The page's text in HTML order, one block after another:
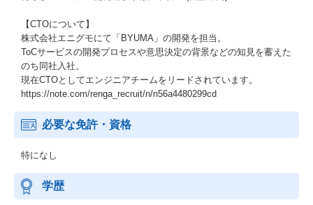
【CTOについて】
株式会社エニグモにて「BYUMA」の開発を担当。
ToCサービスの開発プロセスや意思決定の背景などの知見を蓄えた
のち同社入社。
現在CTOとしてエンジニアチームをリードされています。
https://note.com/renga_recruit/n/n56a4480299cd
必要な免許・資格
特になし
学歴